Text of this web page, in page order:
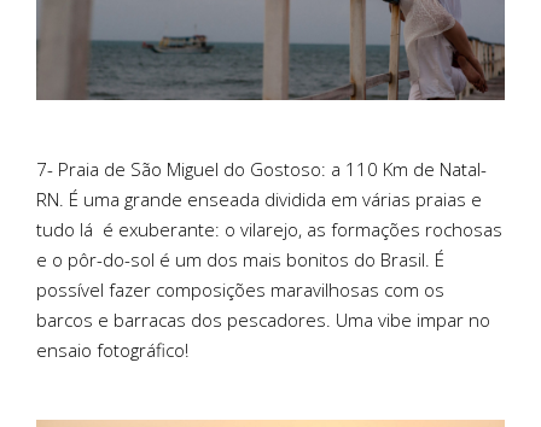
7- Praia de São Miguel do Gostoso: a 110 Km de Natal-
RN. É uma grande enseada dividida em várias praias e
tudo lá é exuberante: o vilarejo, as formações rochosas
e o pôr-do-sol é um dos mais bonitos do Brasil. É
possível fazer composições maravilhosas com os
barcos e barracas dos pescadores. Uma vibe impar no
ensaio fotográfico!